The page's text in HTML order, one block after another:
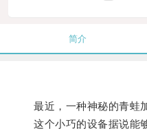
简介
最近，一种神秘的青蛙加
这个小巧的设备据说能够